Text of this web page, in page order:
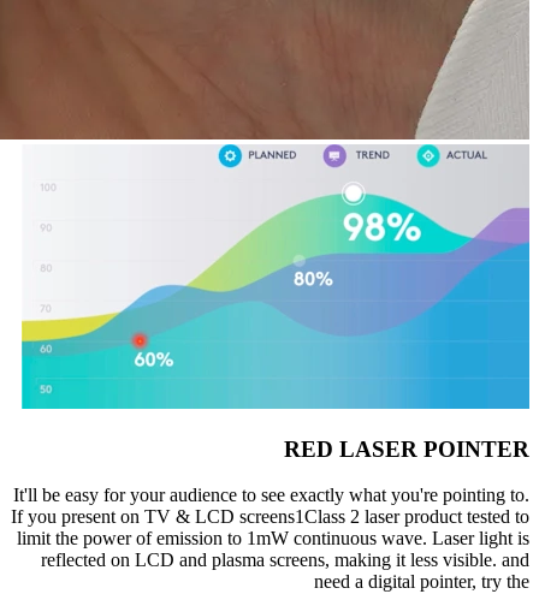
RED LASER POINTER
It'll be easy for your audience to see exactly what you're pointing to.
If you present on TV & LCD screens1Class 2 laser product tested to
limit the power of emission to 1mW continuous wave. Laser light is
reflected on LCD and plasma screens, making it less visible. and
need a digital pointer, try the